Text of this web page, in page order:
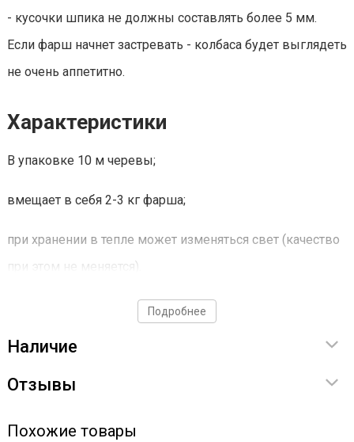
- кусочки шпика не должны составлять более 5 мм.
Если фарш начнет застревать - колбаса будет выглядеть
не очень аппетитно.
Характеристики
В упаковке 10 м черевы;
вмещает в себя 2-3 кг фарша;
при хранении в тепле может изменяться свет (качество
при этом не меняется).
Подробнее
Наличие
Отзывы
Похожие товары